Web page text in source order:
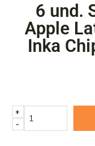
6 und.
Apple
Inka
+
-